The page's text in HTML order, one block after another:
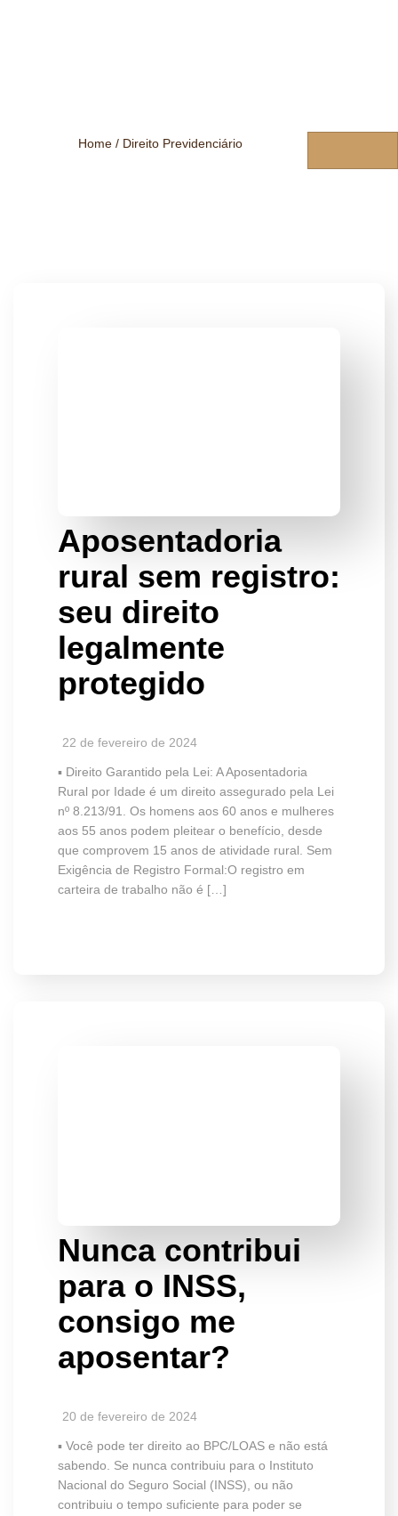
Home / Direito Previdenciário
Aposentadoria
rural sem registro:
seu direito
legalmente
protegido
22 de fevereiro de 2024
▪️ Direito Garantido pela Lei: A Aposentadoria
Rural por Idade é um direito assegurado pela Lei
nº 8.213/91. Os homens aos 60 anos e mulheres
aos 55 anos podem pleitear o benefício, desde
que comprovem 15 anos de atividade rural. Sem
Exigência de Registro Formal:O registro em
carteira de trabalho não é […]
Nunca contribui
para o INSS,
consigo me
aposentar?
20 de fevereiro de 2024
▪️ Você pode ter direito ao BPC/LOAS e não está
sabendo. Se nunca contribuiu para o Instituto
Nacional do Seguro Social (INSS), ou não
contribuiu o tempo suficiente para poder se